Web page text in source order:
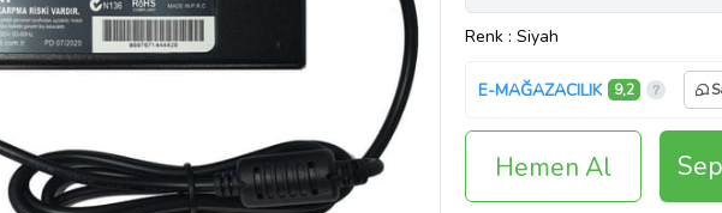
Renk : Siyah
E-MAĞAZACILIK 9,2
Hemen Al